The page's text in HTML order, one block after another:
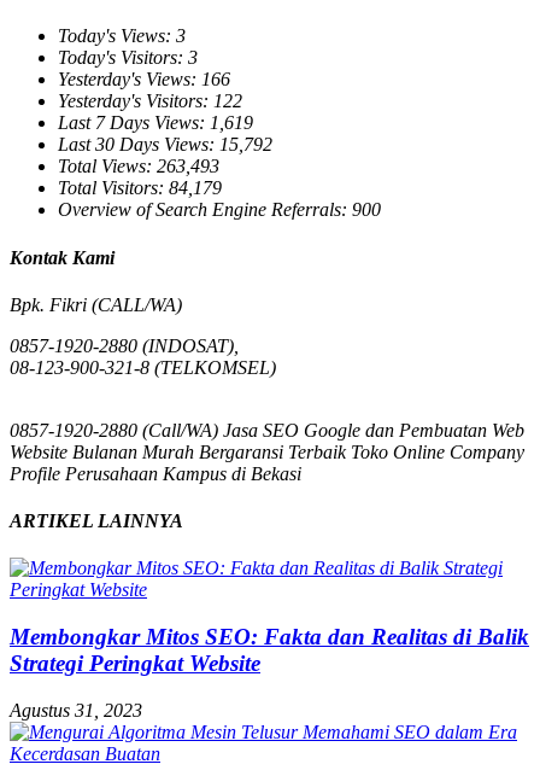
Today's Views: 3
Today's Visitors: 3
Yesterday's Views: 166
Yesterday's Visitors: 122
Last 7 Days Views: 1,619
Last 30 Days Views: 15,792
Total Views: 263,493
Total Visitors: 84,179
Overview of Search Engine Referrals: 900
Kontak Kami
Bpk. Fikri (CALL/WA)
0857-1920-2880 (INDOSAT),
08-123-900-321-8 (TELKOMSEL)
0857-1920-2880 (Call/WA) Jasa SEO Google dan Pembuatan Web
Website Bulanan Murah Bergaransi Terbaik Toko Online Company
Profile Perusahaan Kampus di Bekasi
ARTIKEL LAINNYA
Membongkar Mitos SEO: Fakta dan Realitas di Balik
Strategi Peringkat Website
Agustus 31, 2023